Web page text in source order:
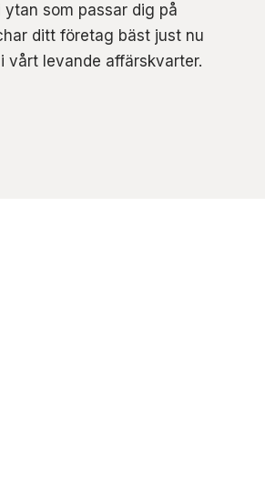
som passar dig på
ditt företag bäst just nu
vårt levande affärskvarter.